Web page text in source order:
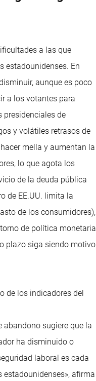
a las que
estadounidenses. En
aunque es poco
a los votantes para
presidenciales de
y volátiles retrasos de
mella y aumentan la
lo que agota los
de la deuda pública
de EE.UU. limita la
de los consumidores),
de política monetaria
plazo siga siendo motivo
de los indicadores del
abandono sugiere que la
ha disminuido o
laboral es cada
afirma